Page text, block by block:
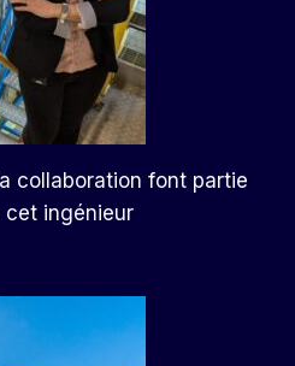
collaboration font partie
cet ingénieur